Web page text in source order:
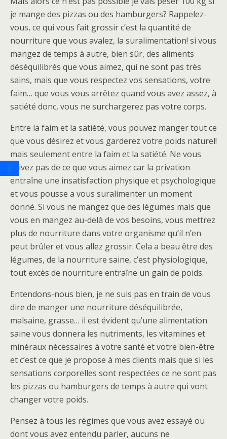
je mange des pizzas ou des hamburgers? Rappelez-
vous, ce qui vous fait grossir c’est la quantité de
nourriture que vous avalez, la suralimentation! si vous
mangez de temps à autre, bien sûr, des aliments
déséquilibrés que vous aimez, qui ne sont pas très
sains, mais que vous respectez vos sensations, votre
faim… que vous vous arrêtez quand vous avez assez, à
satiété donc, vous ne surchargerez pas votre corps.
Entre la faim et la satiété, vous pouvez manger tout ce
que vous désirez et vous garderez votre poids naturel!
mais seulement entre la faim et la satiété. Ne vous
privez pas de ce que vous aimez car la privation
entraîne une insatisfaction physique et psychologique
et vous pousse a vous suralimenter un moment
donné. Si vous ne mangez que des légumes mais que
vous en mangez au-delà de vos besoins, vous mettrez
plus de nourriture dans votre organisme qu’il n’en
peut brûler et vous allez grossir. Cela a beau être des
légumes, de la nourriture saine, c’est physiologique,
tout excès de nourriture entraîne un gain de poids.
Entendons-nous bien, je ne suis pas en train de vous
dire de manger une nourriture déséquilibrée,
malsaine, grasse… il est évident qu’une alimentation
saine vous donnera les nutriments, les vitamines et
minéraux nécessaires à votre santé et votre bien-être
et c’est ce que je propose à mes clients mais que si les
sensations corporelles sont respectées ce ne sont pas
les pizzas ou hamburgers de temps à autre qui vont
changer votre poids.
Pensez à tous les régimes que vous avez essayé ou
dont vous avez entendu parler, aucuns ne